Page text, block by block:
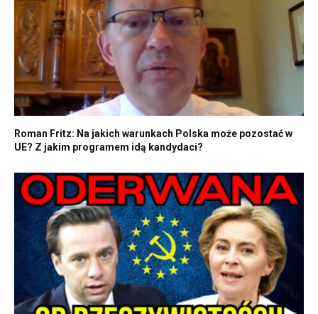
Roman Fritz: Na jakich warunkach Polska może pozostać w
UE? Z jakim programem idą kandydaci?